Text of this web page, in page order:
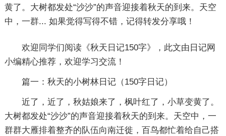
黄了。大树都发处“沙沙”的声音迎接着秋天的到来。天空
中，一群... 如果觉得写得不错，记得转发分享哦！
欢迎同学们阅读《秋天日记150字》，此文由日记网
小编精心推荐，欢迎学习交流！
篇一：秋天的小树林日记（150字日记）
近了，近了，秋姑娘来了，枫叶红了，小草变黄了。
大树都发处“沙沙”的声音迎接着秋天的到来。天空中，一
群群大雁排着整齐的队伍向南迁徙，百鸟都忙着给自己搭